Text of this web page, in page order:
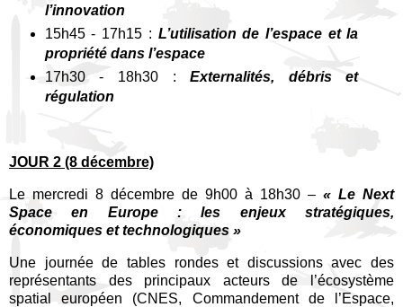
l’innovation
15h45 - 17h15 : L’utilisation de l’espace et la
propriété dans l’espace
17h30 - 18h30 :Externalités, débris et
régulation
JOUR 2 (8 décembre)
Le mercredi 8 décembre de 9h00 à 18h30 – « Le Next
Space en Europe : les enjeux stratégiques,
économiques et technologiques »
Une journée de tables rondes et discussions avec des
représentants des principaux acteurs de l’écosystème
spatial européen (CNES, Commandement de l’Espace,